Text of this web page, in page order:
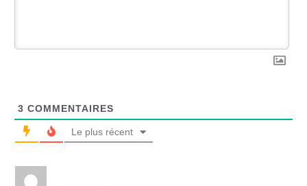
3 COMMENTAIRES
Le plus récent